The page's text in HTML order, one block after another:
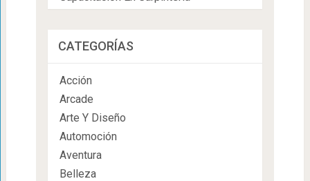
CATEGORÍAS
Acción
Arcade
Arte Y Diseño
Automoción
Aventura
Belleza